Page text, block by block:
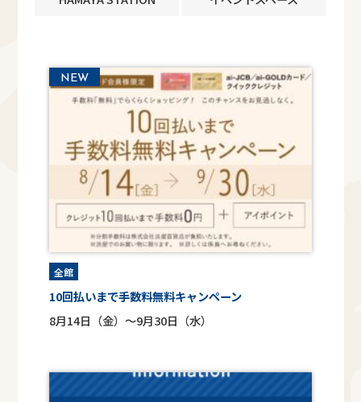
NEW
全館
10回払いまで手数料無料キャンペーン
8月14日（金）～9月30日（水）